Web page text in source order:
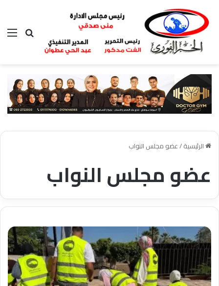
بحث عن
الرئيسية/عضو مجلس النواب
عضو مجلس النواب